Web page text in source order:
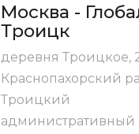
Москва -
Троицк
деревня Троицкое,
Краснопахорский
Троицкий
административный